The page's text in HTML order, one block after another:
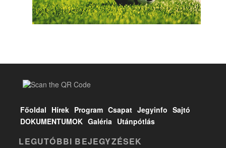
Főoldal Hírek Program Csapat Jegyinfo Sajtó
DOKUMENTUMOK Galéria Utánpótlás
LEGUTÓBBI BEJEGYZÉSEK